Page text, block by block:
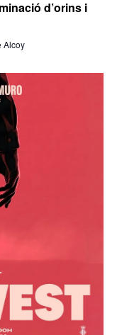
d’orins i
Alcoy